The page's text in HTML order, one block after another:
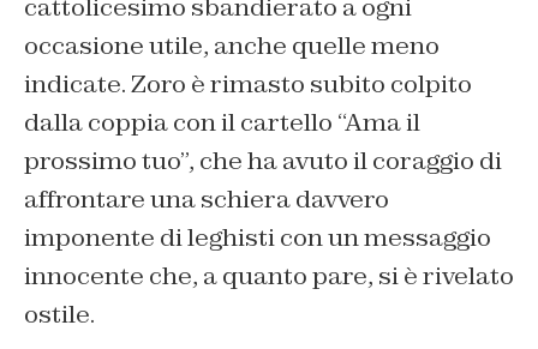
cattolicesimo sbandierato a ogni
occasione utile, anche quelle meno
indicate. Zoro è rimasto subito colpito
dalla coppia con il cartello “Ama il
prossimo tuo”, che ha avuto il coraggio di
affrontare una schiera davvero
imponente di leghisti con un messaggio
innocente che, a quanto pare, si è rivelato
ostile.